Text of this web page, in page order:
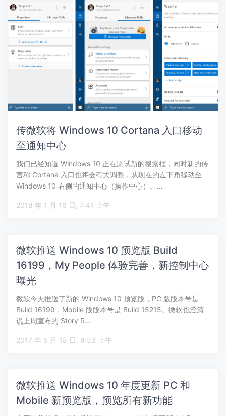
传微软将 Windows 10 Cortana 入口移动
至通知中心
我们已经知道 Windows 10 正在测试新的搜索框，同时新的传
言称 Cortana 入口也将会有大调整，从现在的左下角移动至
Windows 10 右侧的通知中心（操作中心）。…
2018 年 1 月 16 日, 7:41 上午
微软推送 Windows 10 预览版 Build
16199，My People 体验完善，新控制中心
曝光
微软今天推送了新的 Windows 10 预览版，PC 版版本号是
Build 16199，Mobile 版版本号是 Build 15215。微软也澄清
说上周宣布的 Story R…
2017 年 5 月 18 日, 8:53 上午
微软推送 Windows 10 年度更新 PC 和
Mobile 新预览版，预览所有新功能